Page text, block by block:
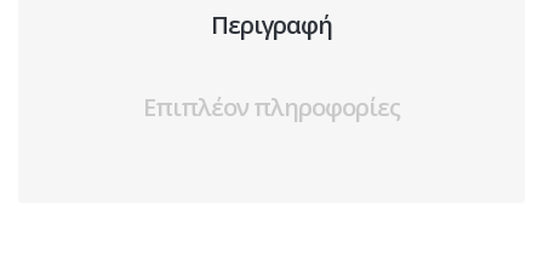
Περιγραφή
Επιπλέον πληροφορίες